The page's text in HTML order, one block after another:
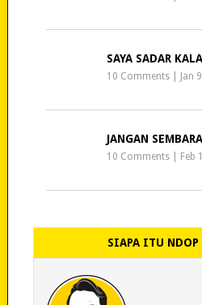
SAYA SADAR
10 Comments Jan
JANGAN
10 Comments Feb
SIAPA ITU NDOP